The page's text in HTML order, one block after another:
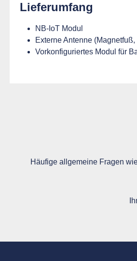
Lieferumfang
NB-IoT Modul
Externe Antenne
Vorkonfiguriertes Modul für
Häufige allgemeine Fragen